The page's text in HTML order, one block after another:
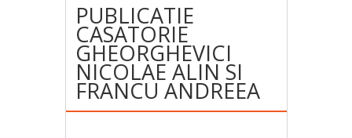
PUBLICATIE
CASATORIE
GHEORGHEVICI
NICOLAE ALIN SI
FRANCU ANDREEA